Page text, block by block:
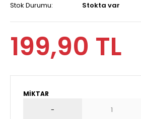
Stok Durumu:
Stokta var
199,90 TL
MIKTAR